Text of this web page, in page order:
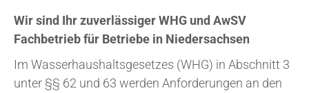
Wir sind Ihr zuverlässiger WHG und AwSV
Fachbetrieb für Betriebe in Niedersachsen
Im Wasserhaushaltsgesetzes (WHG) in Abschnitt 3
unter §§ 62 und 63 werden Anforderungen an den